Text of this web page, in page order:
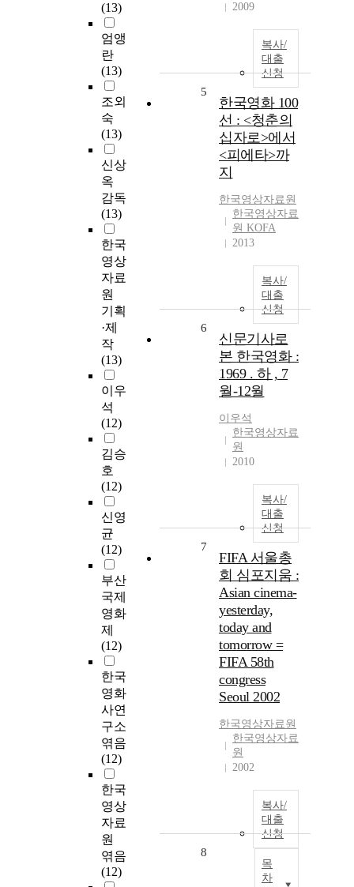
(13)
엄앵
란
(13)
조외
숙
(13)
신상
옥
감독
(13)
한국
영상
자료
원
기획
·제
작
(13)
이우
석
(12)
김승
호
(12)
신영
균
(12)
부산
국제
영화
제
(12)
한국
영화
사연
구소
엮음
(12)
한국
영상
자료
원
엮음
(12)
2009
복사/
대출
신청
5
한국영화 100
선 : <청춘의
십자로>에서
<피에타>까
지
한국영상자료원
한국영상자료
원 KOFA
2013
복사/
대출
신청
6
신문기사로
본 한국영화 :
1969 . 하 , 7
월-12월
이우석
한국영상자료
원
2010
복사/
대출
신청
7
FIFA 서울총
회 심포지움 :
Asian cinema-
yesterday,
today and
tomorrow =
FIFA 58th
congress
Seoul 2002
한국영상자료원
한국영상자료
원
2002
복사/
대출
신청
목
차
8